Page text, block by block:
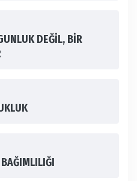
DEĞİL, BİR